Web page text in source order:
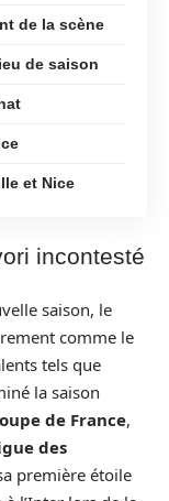
de la scène
de saison
et Nice
incontesté
saison, le
comme le
tels que
la saison
de France,
des
première étoile